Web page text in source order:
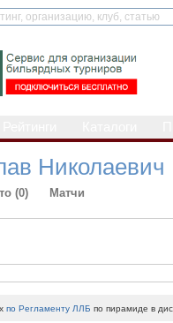
Николаевич
(0) Матчи
по Регламенту ЛЛБ по пирамиде в